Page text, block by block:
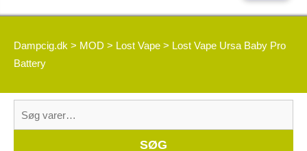
Dampcig.dk > MOD > Lost Vape > Lost Vape Ursa Baby Pro
Battery
SØG